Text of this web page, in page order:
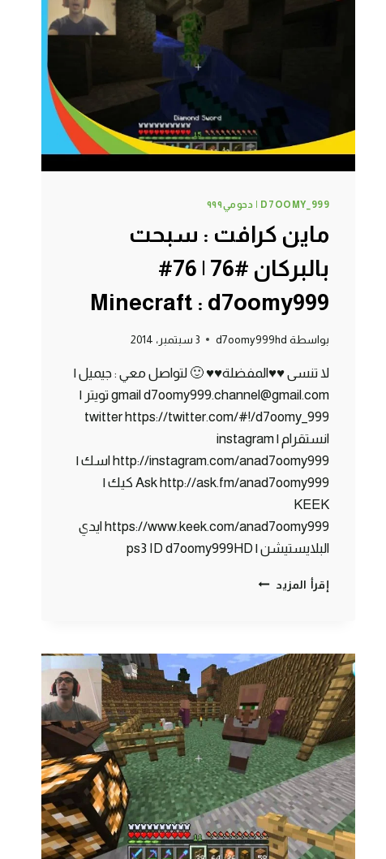
MINECRAFT
D7OOMY999
D7OOMY_999 | دحومي٩٩٩
ماين كرافت : سبحت
بالبركان #76 | 76#
Minecraft : d7oomy999
بواسطة d7oomy999hd 3 سبتمبر، 2014
لا تنسى ♥♥المفضلة♥♥ 🙂 لتواصل معي : جيميل |
gmail d7oomy999.channel@gmail.com تويتر |
twitter https://twitter.com/#!/d7oomy_999
انستقرام | instagram
http://instagram.com/anad7oomy999 اسك |
Ask http://ask.fm/anad7oomy999 كيك |
KEEK
https://www.keek.com/anad7oomy999 ايدي
البلايستيشن | ps3 ID d7oomy999HD
إقرأ المزيد ماين
#76
|
76#
MINECRAFT
:
D7OOMY999